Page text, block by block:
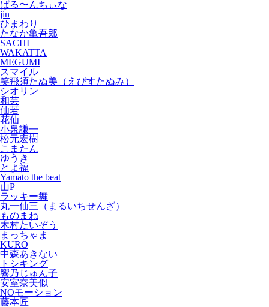
ばる〜んちぃな
jin
ひまわり
たなか亀吾郎
SACHI
WAKATTA
MEGUMI
スマイル
笑飛須たぬ美（えびすたぬみ）
シオリン
和芸
仙若
花仙
小泉謙一
松元宏樹
こまたん
ゆうき
とよ福
Yamato the beat
山P
ラッキー舞
丸一仙三（まるいちせんざ）
ものまね
木村たいぞう
まっちゃま
KURO
中森あきない
トシキング
響乃じゅん子
安室奈美似
NOモーション
藤本匠